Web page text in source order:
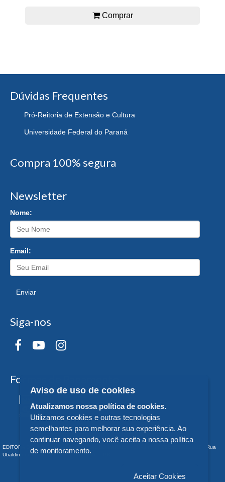
Comprar
Dúvidas Frequentes
Pró-Reitoria de Extensão e Cultura
Universidade Federal do Paraná
Compra 100% segura
Newsletter
Nome:
Email:
Enviar
Siga-nos
Formas de Pagamento
EDITORA DA UNIVERSIDADE FEDERAL DO PARANÁ - CNPJ n° 75.095.679/0011-10 - Rua
Ubaldino do Amaral, 321 - Alto da Glória - - PR
Aviso de uso de cookies
Atualizamos nossa política de cookies.
Utilizamos cookies e outras tecnologias
semelhantes para melhorar sua experiência. Ao
continuar navegando, você aceita a nossa política
de monitoramento.
Aceitar Cookies